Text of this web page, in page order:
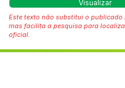
Visualizar
Este texto não substitui o publicado
mas facilita a pesquisa para
oficial.